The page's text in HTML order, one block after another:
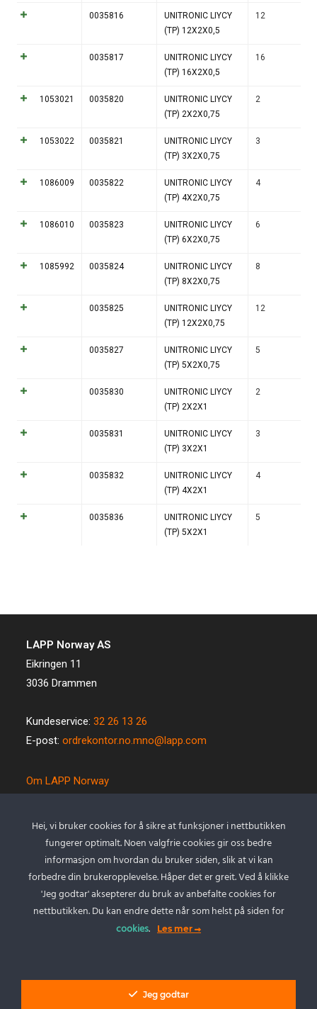
0035816
UNITRONIC LIYCY
(TP) 12X2X0,5
12
0035817
UNITRONIC LIYCY
(TP) 16X2X0,5
16
1053021 0035820
UNITRONIC LIYCY
(TP) 2X2X0,75
2
1053022 0035821
UNITRONIC LIYCY
(TP) 3X2X0,75
3
1086009 0035822
UNITRONIC LIYCY
(TP) 4X2X0,75
4
1086010 0035823
UNITRONIC LIYCY
(TP) 6X2X0,75
6
1085992 0035824
UNITRONIC LIYCY
(TP) 8X2X0,75
8
0035825
UNITRONIC LIYCY
(TP) 12X2X0,75
12
0035827
UNITRONIC LIYCY
(TP) 5X2X0,75
5
0035830
UNITRONIC LIYCY
(TP) 2X2X1
2
0035831
UNITRONIC LIYCY
(TP) 3X2X1
3
0035832
UNITRONIC LIYCY
(TP) 4X2X1
4
0035836
UNITRONIC LIYCY
(TP) 5X2X1
5
LAPP Norway AS
Eikringen 11
3036 Drammen
Kundeservice:32 26 13 26
E-post:ordrekontor.no.mno@lapp.com
Om LAPP Norway
Kvalitet og miljø
Betingelser
Kontakt oss
Cookie policy
Personvernserklæring
Hei, vi bruker cookies for å sikre at funksjoner i nettbutikken
fungerer optimalt. Noen valgfrie cookies gir oss bedre
informasjon om hvordan du bruker siden, slik at vi kan
forbedre din brukeropplevelse. Håper det er greit. Ved å klikke
'Jeg godtar' aksepterer du bruk av anbefalte cookies for
nettbutikken. Du kan endre dette når som helst på siden for
cookies. Les mer
Jeg godtar